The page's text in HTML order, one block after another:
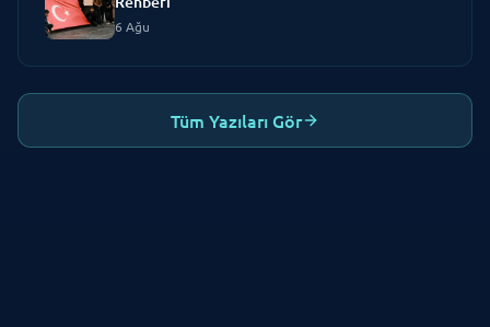
Çerez Kullanımı
Web sitemizde deneyiminizi iyileştirmek için
çerezler kullanıyoruz. Sitemizi kullanarak çerez
kullanımını kabul etmiş olursunuz.